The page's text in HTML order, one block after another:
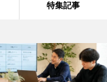
特集記事